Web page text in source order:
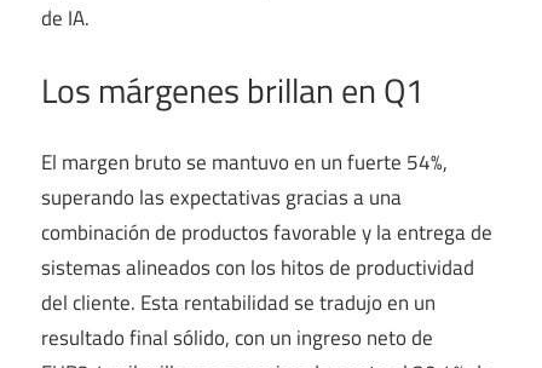
de IA.
Los márgenes brillan en Q1
El margen bruto se mantuvo en un fuerte 54%,
superando las expectativas gracias a una
combinación de productos favorable y la entrega de
sistemas alineados con los hitos de productividad
del cliente. Esta rentabilidad se tradujo en un
resultado final sólido, con un ingreso neto de